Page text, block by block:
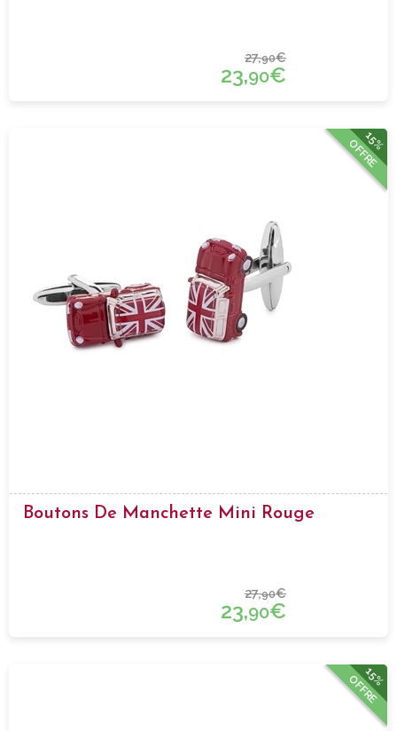
27,90€
23,90€
15%
OFFRE
Boutons De Manchette Mini Rouge
27,90€
23,90€
15%
OFFRE